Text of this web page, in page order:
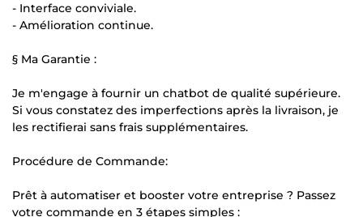
- Interface conviviale.
- Amélioration continue.
§ Ma Garantie :
Je m'engage à fournir un chatbot de qualité supérieure.
Si vous constatez des imperfections après la livraison, je
les rectifierai sans frais supplémentaires.
Procédure de Commande:
Prêt à automatiser et booster votre entreprise ? Passez
votre commande en 3 étapes simples :